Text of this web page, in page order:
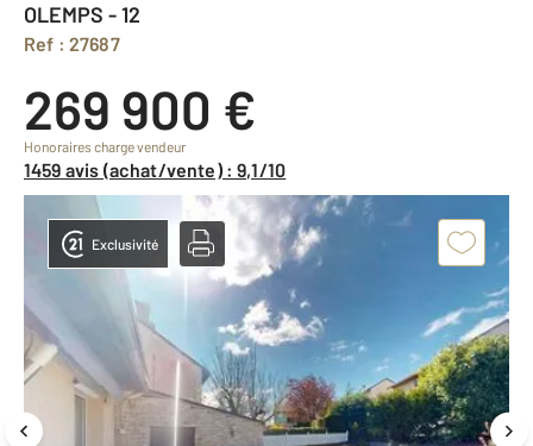
OLEMPS - 12
Ref : 27687
269 900 €
Honoraires charge vendeur
1459 avis (achat/vente) : 9,1/10
Exclusivité